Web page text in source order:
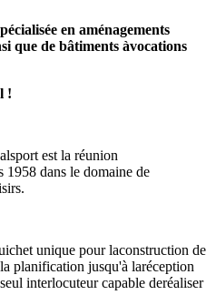
en aménagements
que de bâtiments àvocations
!
est la réunion
1958 dans le domaine de
unique pour laconstruction de
planification jusqu'à laréception
interlocuteur capable deréaliser